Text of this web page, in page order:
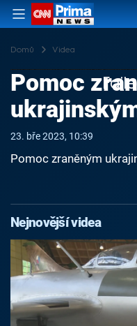
Domů Videa
Pomoc
23. bře 2023, 10:39
Pomoc zraněným
Nejnovější videa